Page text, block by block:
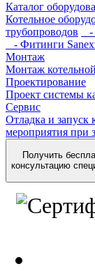
Каталог
Котельное
трубопроводов
-
- Фитинги
Монтаж
Монтаж котельной
Проектирование
Проект системы
Сервис
Отладка и запуск
мероприятия при
Получить
консультацию